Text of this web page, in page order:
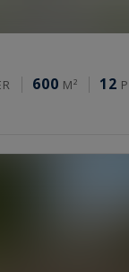
600 M² 12